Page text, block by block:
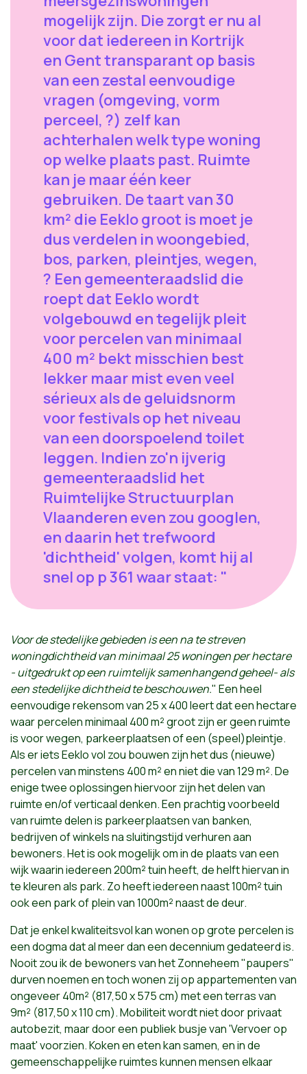
mogelijk zijn. Die zorgt er nu al
voor dat iedereen in Kortrijk
en Gent transparant op basis
van een zestal eenvoudige
vragen (omgeving, vorm
perceel, ?) zelf kan
achterhalen welk type woning
op welke plaats past. Ruimte
kan je maar één keer
gebruiken. De taart van 30
km² die Eeklo groot is moet je
dus verdelen in woongebied,
bos, parken, pleintjes, wegen,
? Een gemeenteraadslid die
roept dat Eeklo wordt
volgebouwd en tegelijk pleit
voor percelen van minimaal
400 m² bekt misschien best
lekker maar mist even veel
sérieux als de geluidsnorm
voor festivals op het niveau
van een doorspoelend toilet
leggen. Indien zo'n ijverig
gemeenteraadslid het
Ruimtelijke Structuurplan
Vlaanderen even zou googlen,
en daarin het trefwoord
'dichtheid' volgen, komt hij al
snel op p 361 waar staat: "
Voorde stedelijke gebieden is een na te streven
woningdichtheid van minimaal 25 woningen per hectare
- uitgedrukt op een ruimtelijk samenhangend geheel- als
een stedelijke dichtheid te beschouwen." Een heel
eenvoudige rekensom van 25 x 400 leert dat een hectare
waar percelen minimaal 400 m² groot zijn er geen ruimte
is voor wegen, parkeerplaatsen of een (speel)pleintje.
Als er iets Eeklo vol zou bouwen zijn het dus (nieuwe)
percelen van minstens 400 m² en niet die van 129 m². De
enige twee oplossingen hiervoor zijn het delen van
ruimte en/of verticaal denken. Een prachtig voorbeeld
van ruimte delen is parkeerplaatsen van banken,
bedrijven of winkels na sluitingstijd verhuren aan
bewoners. Het is ook mogelijk om in de plaats van een
wijk waarin iedereen 200m² tuin heeft, de helft hiervan in
te kleuren als park. Zo heeft iedereen naast 100m² tuin
ook een park of plein van 1000m² naast de deur.
Dat je enkel kwaliteitsvol kan wonen op grote percelen is
een dogma dat al meer dan een decennium gedateerd is.
Nooit zou ik de bewoners van het Zonneheem "paupers"
durven noemen en toch wonen zij op appartementen van
ongeveer 40m² (817,50 x 575 cm) met een terras van
9m² (817,50 x 110 cm). Mobiliteit wordt niet door privaat
autobezit, maar door een publiek busje van 'Vervoer op
maat' voorzien. Koken en eten kan samen, en in de
gemeenschappelijke ruimtes kunnen mensen elkaar